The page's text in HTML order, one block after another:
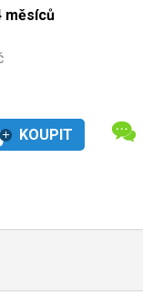
měsíců